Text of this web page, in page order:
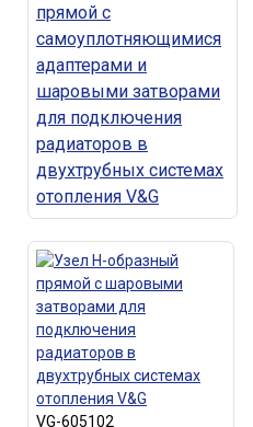
прямой с
самоуплотняющимися
адаптерами и
шаровыми затворами
для подключения
радиаторов в
двухтрубных системах
отопления V&G
VG-605102